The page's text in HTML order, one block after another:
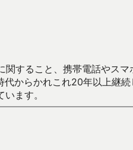
すること、携帯電話やス
代からかれこれ20年以上
ます。